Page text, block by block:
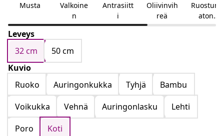
Musta
Valkoine
n
Antrasiitt
i
Oliivinvih
reä
Ruostum
aton
teräs
Leveys
32 cm
50 cm
Kuvio
Ruoko
Auringonkukka Tyhjä
Bambu
Voikukka
Vehnä Auringonlasku
Lehti
Poro
Koti